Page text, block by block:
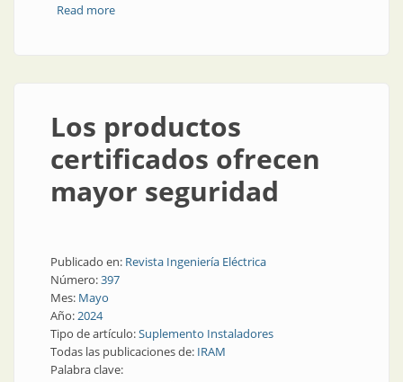
Read moreabout Cambio obligatorio de medidores aptos
Los productos
certificados ofrecen
mayor seguridad
Publicado en: Revista Ingeniería Eléctrica
Número:397
Mes: Mayo
Año:2024
Tipo de artículo:Suplemento Instaladores
Todas las publicaciones de: IRAM
Palabra clave: